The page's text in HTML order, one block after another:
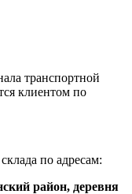
транспортной
клиентом по
по адресам:
район, деревня